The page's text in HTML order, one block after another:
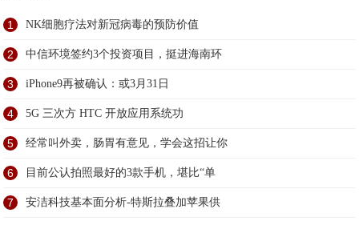
1 NK细胞疗法对新冠病毒的预防价值
2 中信环境签约3个投资项目，挺进海南环
3 iPhone9再被确认：或3月31日
4 5G 三次方 HTC 开放应用系统功
5 经常叫外卖，肠胃有意见，学会这招让你
6 目前公认拍照最好的3款手机，堪比“单
7 安洁科技基本面分析-特斯拉叠加苹果供